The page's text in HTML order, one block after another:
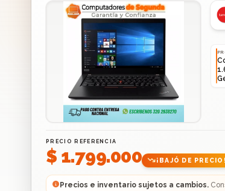
PRECIO REFERENCIA
$ 1.799.000 ¡BAJÓ DE PRECIO!
Precios e inventario sujetos a cambios.